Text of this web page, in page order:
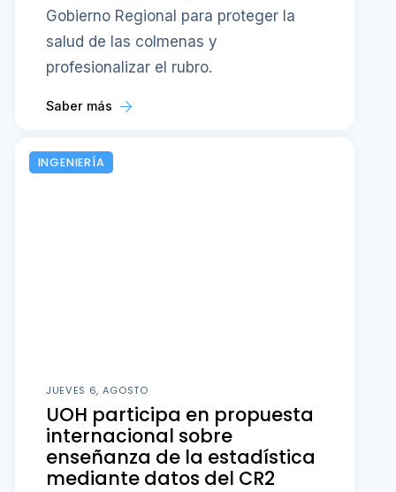
Gobierno Regional para proteger la
salud de las colmenas y
profesionalizar el rubro.
Saber más
INGENIERÍA
JUEVES 6, AGOSTO
UOH participa en propuesta
internacional sobre
enseñanza de la estadística
mediante datos del CR2